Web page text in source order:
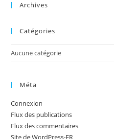
Archives
Catégories
Aucune catégorie
Méta
Connexion
Flux des publications
Flux des commentaires
Site de WordPress-FR